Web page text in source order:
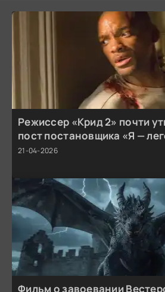
Режиссер «Крид 2» почти
пост постановщика «Я —
21-04-2026
Фильм о завоевании